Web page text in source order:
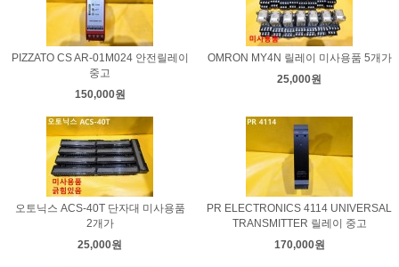
PIZZATO CS AR-01M024 안전릴레이
중고
150,000원
OMRON MY4N 릴레이 미사용품 5개가
25,000원
오토닉스 ACS-40T 단자대 미사용품
2개가
25,000원
PR ELECTRONICS 4114 UNIVERSAL
TRANSMITTER 릴레이 중고
170,000원